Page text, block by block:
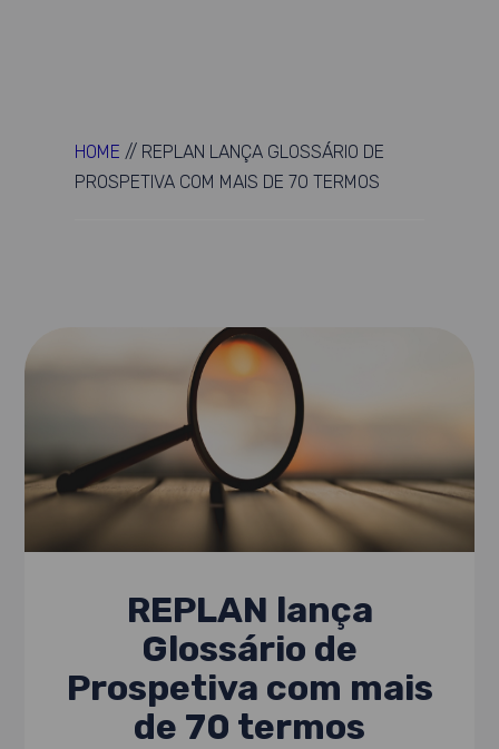
HOME // REPLAN LANÇA GLOSSÁRIO DE
PROSPETIVA COM MAIS DE 70 TERMOS
REPLAN lança
Glossário de
Prospetiva com mais
de 70 termos